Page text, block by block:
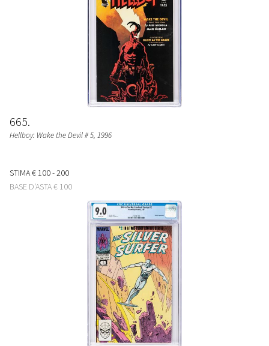
665
Hellboy: Wake the Devil # 5, 1996
STIMA€ 100 - 200
BASE D'ASTA€ 100